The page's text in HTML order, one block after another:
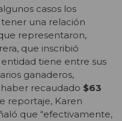
casos los
una relación
representaron,
que inscribió
entidad tiene entre sus
ganaderos,
recaudado $63
reportaje, Karen
que “efectivamente,